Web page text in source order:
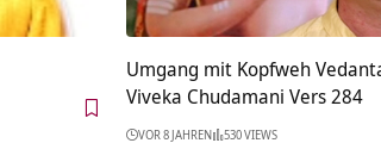
Umgang mit Kopfweh
Viveka Chudamani Vers 284
VOR 8 JAHREN 530 VIEWS